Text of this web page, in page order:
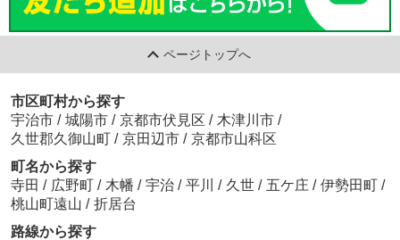
ページトップへ
市区町村から探す
宇治市 / 城陽市 / 京都市伏見区 / 木津川市 /
久世郡久御山町 / 京田辺市 / 京都市山科区
町名から探す
寺田 / 広野町 / 木幡 / 宇治 / 平川 / 久世 / 五ケ庄 / 伊勢田町 /
桃山町遠山 / 折居台
路線から探す